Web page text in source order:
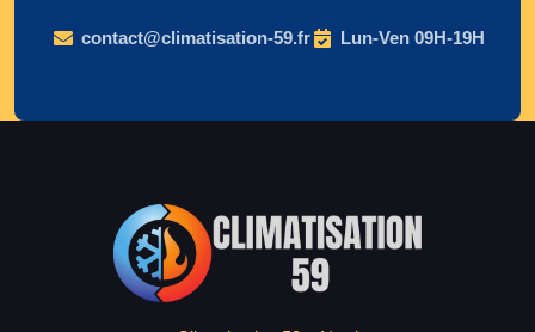
contact@climatisation-59.fr Lun-Ven 09H-19H